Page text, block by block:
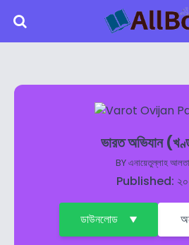
ভারত অভিযান
BYএনায়েতুল্লাহ
Published:
ডাউনলোড